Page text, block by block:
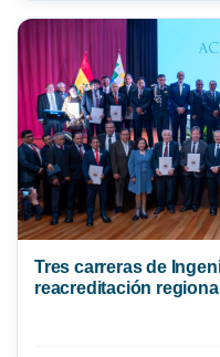
Tres carreras de
reacreditación